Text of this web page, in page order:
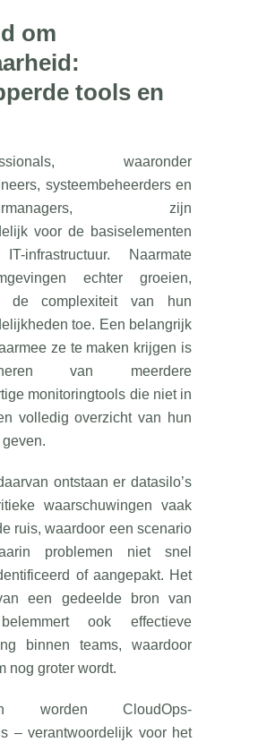
om
tools en
waaronder
systeembeheerders en
zijn
voor de basiselementen
infrastructuur. Naarmate
echter groeien,
de complexiteit van hun
toe. Een belangrijk
ze te maken krijgen is
van meerdere
monitoringtools die niet in
volledig overzicht van hun
ontstaan er datasilo’s
waarschuwingen vaak
ruis, waardoor een scenario
problemen niet snel
of aangepakt. Het
een gedeelde bron van
ook effectieve
binnen teams, waardoor
nog groter wordt.
worden CloudOps-
– verantwoordelijk voor het